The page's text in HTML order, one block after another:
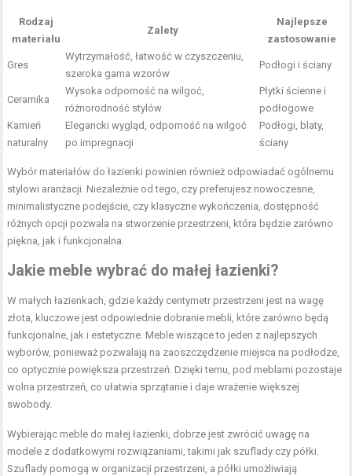
Rodzaj
materiału
Zalety
Najlepsze
zastosowanie
Gres
Wytrzymałość, łatwość w czyszczeniu,
szeroka gama wzorów
Podłogi i ściany
Ceramika
Wysoka odporność na wilgoć,
różnorodność stylów
Płytki ścienne i
podłogowe
Kamień
naturalny
Elegancki wygląd, odporność na wilgoć
po impregnacji
Podłogi, blaty,
ściany
Wybór materiałów do łazienki powinien również odpowiadać ogólnemu
stylowi aranżacji. Niezależnie od tego, czy preferujesz nowoczesne,
minimalistyczne podejście, czy klasyczne wykończenia, dostępność
różnych opcji pozwala na stworzenie przestrzeni, która będzie zarówno
piękna, jak i funkcjonalna.
Jakie meble wybrać do małej łazienki?
W małych łazienkach, gdzie każdy centymetr przestrzeni jest na wagę
złota, kluczowe jest odpowiednie dobranie mebli, które zarówno będą
funkcjonalne, jak i estetyczne. Meble wiszące to jeden z najlepszych
wyborów, ponieważ pozwalają na zaoszczędzenie miejsca na podłodze,
co optycznie powiększa przestrzeń. Dzięki temu, pod meblami pozostaje
wolna przestrzeń, co ułatwia sprzątanie i daje wrażenie większej
swobody.
Wybierając meble do małej łazienki, dobrze jest zwrócić uwagę na
modele z dodatkowymi rozwiązaniami, takimi jak szuflady czy półki.
Szuflady pomogą w organizacji przestrzeni, a półki umożliwiają